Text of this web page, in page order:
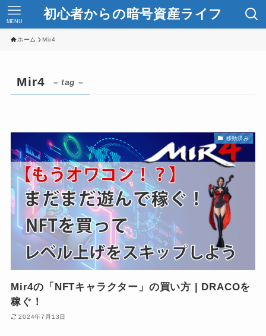
初心者からの暗号資産ライフ
MENU
ホーム Mir4
Mir4 – tag –
移動済み
Mir4の「NFTキャラクター」の買い方 | DRACOを
稼ぐ！
2024年7月13日